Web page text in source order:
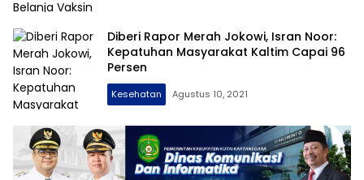
Diberi Rapor Merah Jokowi, Isran Noor:
Kepatuhan Masyarakat Kaltim Capai 96
Persen
Kesehatan Agustus 10, 2021